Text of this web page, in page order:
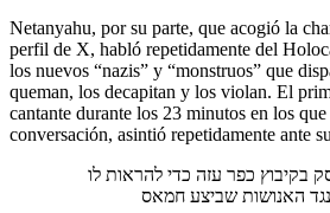
Netanyahu, por su parte, que acogió la
perfil de X, habló repetidamente del
los nuevos “nazis” y “monstruos” que
queman, los decapitan y los violan. El
cantante durante los 23 minutos en los
conversación, asintió repetidamente ante
בקיבוץ כפר עזה כדי להראות לו
האנושות שביצע חמאס